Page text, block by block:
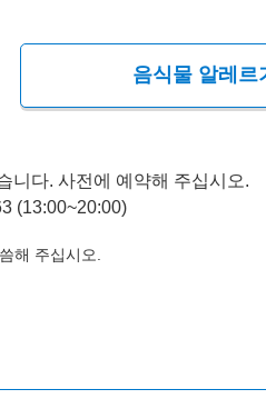
음식물 알레르
니다. 사전에 예약해 주십시오.
(13:00~20:00)
해 주십시오.